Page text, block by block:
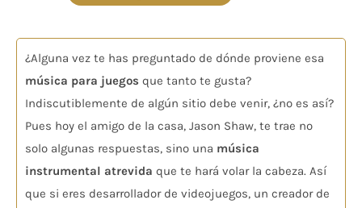
¿Alguna vez te has preguntado de dónde proviene esa
música para juegos que tanto te gusta?
Indiscutiblemente de algún sitio debe venir, ¿no es así?
Pues hoy el amigo de la casa, Jason Shaw, te trae no
solo algunas respuestas, sino una música
instrumental atrevida que te hará volar la cabeza. Así
que si eres desarrollador de videojuegos, un creador de